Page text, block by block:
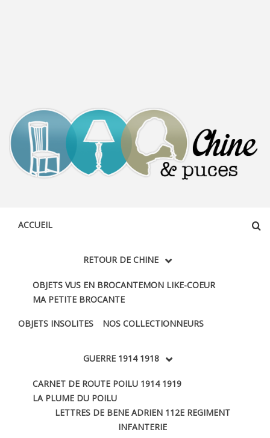
ACCUEIL
RETOUR DE CHINE
OBJETS VUS EN BROCANTEMON LIKE-COEUR
MA PETITE BROCANTE
OBJETS INSOLITES NOS COLLECTIONNEURS
GUERRE 1914 1918
CARNET DE ROUTE POILU 1914 1919
LA PLUME DU POILU
LETTRES DE BENE ADRIEN 112E REGIMENT
INFANTERIE